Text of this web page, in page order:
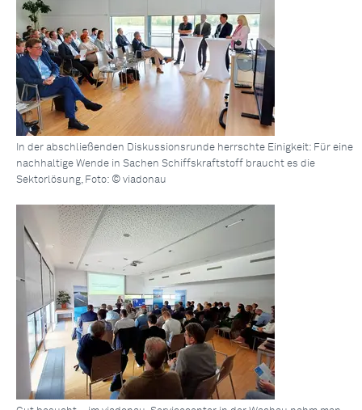
In der abschließenden Diskussionsrunde herrschte Einigkeit: Für eine
nachhaltige Wende in Sachen Schiffskraftstoff braucht es die
Sektorlösung, Foto: © viadonau